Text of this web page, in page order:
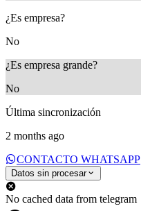
¿Es empresa?
No
¿Es empresa grande?
No
Última sincronización
2 months ago
CONTACTO WHATSAPP
Datos sin procesar
No cached data from telegram